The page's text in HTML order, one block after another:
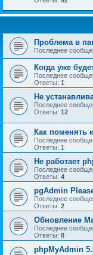
Проблема в
Последнее
Когда уже
Последнее
Ответы: 1
Не
Последнее
Ответы: 12
Как поменять
Последнее
Ответы: 1
Не работает
Последнее
Ответы: 4
pgAdmin
Последнее
Ответы: 2
Обновление
Последнее
Ответы: 8
phpMyAdmin